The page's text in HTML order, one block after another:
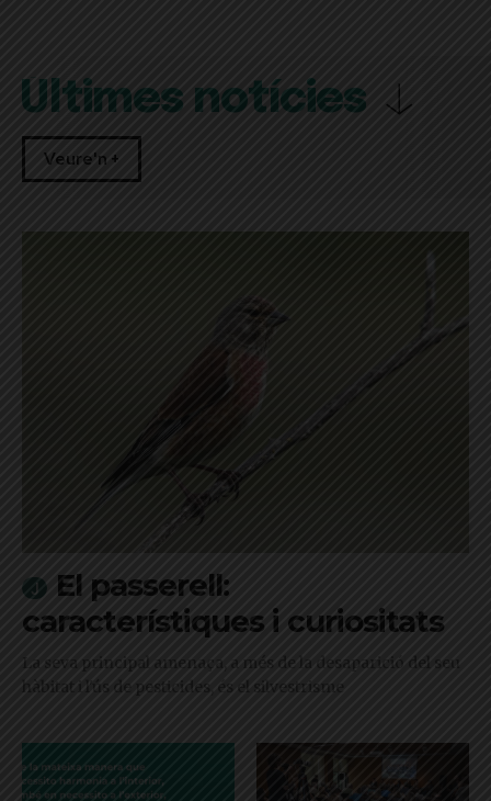
Últimes notícies
Veure'n +
El passerell:
característiques i curiositats
La seva principal amenaça, a més de la desaparició del seu
hàbitat i l'ús de pesticides, és el silvestrisme